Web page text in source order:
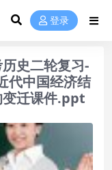
登录
史二轮复习-
代中国经济结
变迁课件.ppt